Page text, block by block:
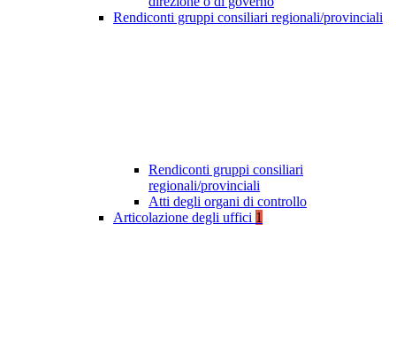
Rendiconti gruppi consiliari regionali/provinciali
Rendiconti gruppi consiliari
regionali/provinciali
Atti degli organi di controllo
Articolazione degli uffici 1